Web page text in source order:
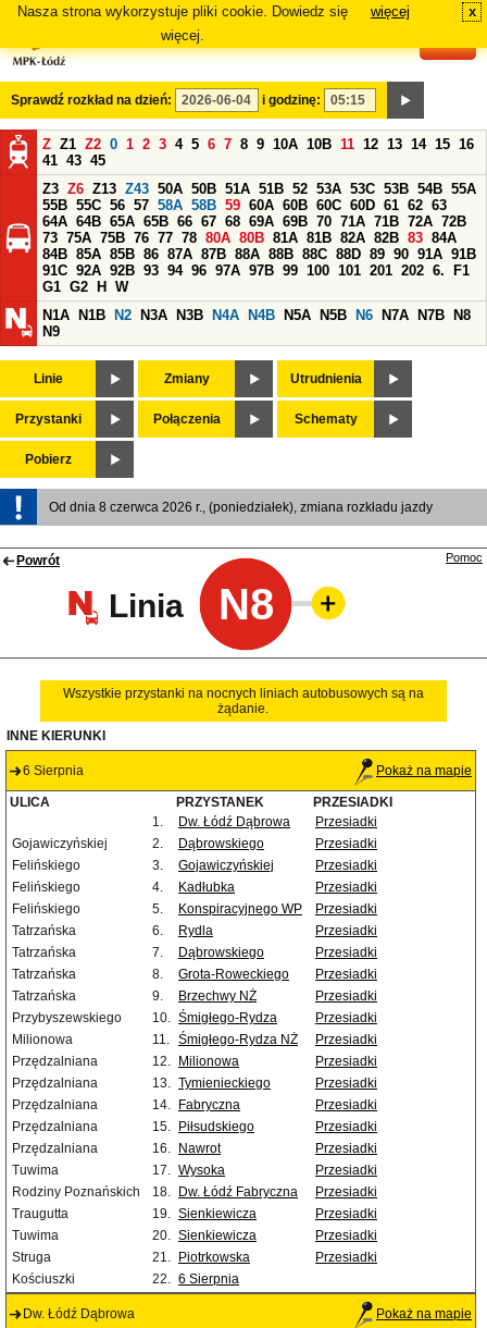
Nasza strona wykorzystuje pliki cookie. Dowiedz się
więcej.
więcej x
Sprawdź rozkład na dzień: i godzinę:
Z Z1 Z2 0 1 2 3 4 5 6 7 8 9 10A 10B 11 12 13 14 15 16
41 43 45
Z3 Z6 Z13 Z43 50A 50B 51A 51B 52 53A 53C 53B 54B 55A
55B 55C 56 57 58A 58B 59 60A 60B 60C 60D 61 62 63
64A 64B 65A 65B 66 67 68 69A 69B 70 71A 71B 72A 72B
73 75A 75B 76 77 78 80A 80B 81A 81B 82A 82B 83 84A
84B 85A 85B 86 87A 87B 88A 88B 88C 88D 89 90 91A 91B
91C 92A 92B 93 94 96 97A 97B 99 100 101 201 202 6.
F1
G1 G2 H
W
N1A
N1B N2 N3A N3B N4A N4B N5A N5B N6 N7A N7B
N8
N9
Linie Zmiany Utrudnienia
Przystanki Połączenia Schematy
Pobierz
Od dnia 8 czerwca 2026 r., (poniedziałek), zmiana rozkładu jazdy
Powrót
Linia N8
Pomoc
Wszystkie przystanki na nocnych liniach autobusowych są na
żądanie.
INNE KIERUNKI
6 Sierpnia Pokaż na mapie
ULICA PRZYSTANEK
PRZESIADKI
1.
Dw. Łódź Dąbrowa
Przesiadki
Gojawiczyńskiej
2. Dąbrowskiego
Przesiadki
Felińskiego
3. Gojawiczyńskiej
Przesiadki
Felińskiego
4. Kadłubka
Przesiadki
Felińskiego
5. Konspiracyjnego WP
Przesiadki
Tatrzańska
6. Rydla
Przesiadki
Tatrzańska
7. Dąbrowskiego
Przesiadki
Tatrzańska
8. Grota-Roweckiego
Przesiadki
Tatrzańska
9. Brzechwy NŻ
Przesiadki
Przybyszewskiego
10. Śmigłego-Rydza
Przesiadki
Milionowa
11. Śmigłego-Rydza NŻ
Przesiadki
Przędzalniana
12. Milionowa
Przesiadki
Przędzalniana
13. Tymienieckiego
Przesiadki
Przędzalniana
14. Fabryczna
Przesiadki
Przędzalniana
15. Piłsudskiego
Przesiadki
Przędzalniana
16. Nawrot
Przesiadki
Tuwima
17. Wysoka
Przesiadki
Rodziny Poznańskich
18. Dw. Łódź Fabryczna
Przesiadki
Traugutta
19. Sienkiewicza
Przesiadki
Tuwima
20. Sienkiewicza
Przesiadki
Struga
21. Piotrkowska
Przesiadki
Kościuszki
22. 6 Sierpnia
Dw. Łódź Dąbrowa Pokaż na mapie